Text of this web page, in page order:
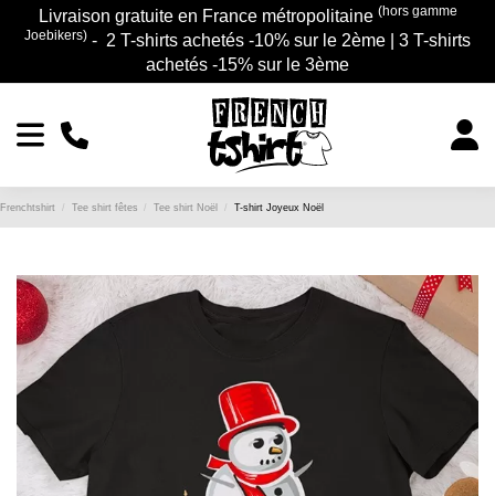
Livraison gratuite en France métropolitaine (hors gamme
Joebikers) - 2 T-shirts achetés -10% sur le 2ème | 3 T-shirts
achetés -15% sur le 3ème
Frenchtshirt Tee shirt fêtes Tee shirt Noël T-shirt Joyeux Noël